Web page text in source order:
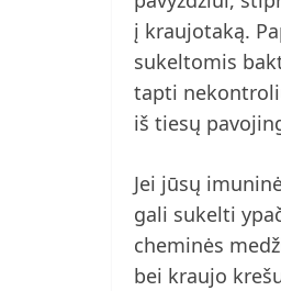
į kraujotaką.
sukeltomis
tapti
iš tiesų
Jei jūsų
gali sukelti
cheminės
bei kraujo